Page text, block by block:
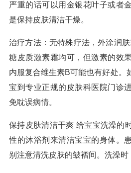
严重的话可以用金银花叶子或者
是保持皮肤清洁干燥。
治疗方法：无特殊疗法，外涂润
糖皮质激素霜均可，但激素的效
内服复合维生素B可能也有好处。
宝到专业正规的皮肤科医院门诊
免耽误病情。
保持皮肤清洁干爽 给宝宝洗澡的
性的沐浴剂来清洁宝宝的身体。
别注意清洗皮肤的皱褶间。洗澡时